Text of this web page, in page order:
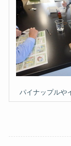
パイナップルや